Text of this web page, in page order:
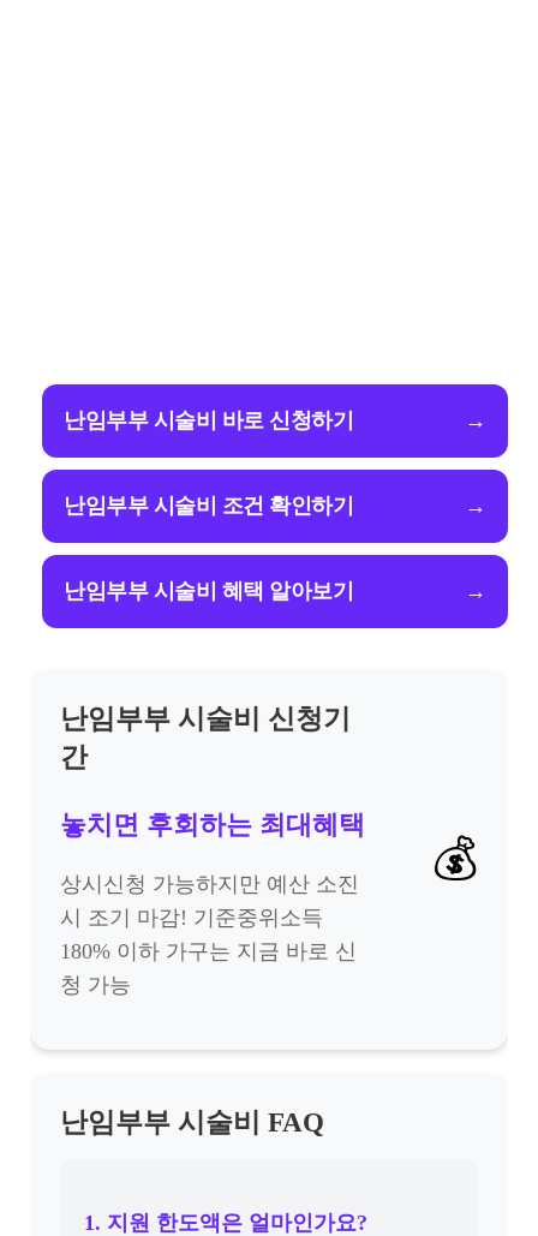
난임부부 시술비 바로 신청하기 →
난임부부 시술비 조건 확인하기 →
난임부부 시술비 혜택 알아보기 →
난임부부 시술비 신청기
간
놓치면 후회하는 최대혜택
상시신청 가능하지만 예산 소진
시 조기 마감! 기준중위소득
180% 이하 가구는 지금 바로 신
청 가능
💰
난임부부 시술비 FAQ
1. 지원 한도액은 얼마인가요?